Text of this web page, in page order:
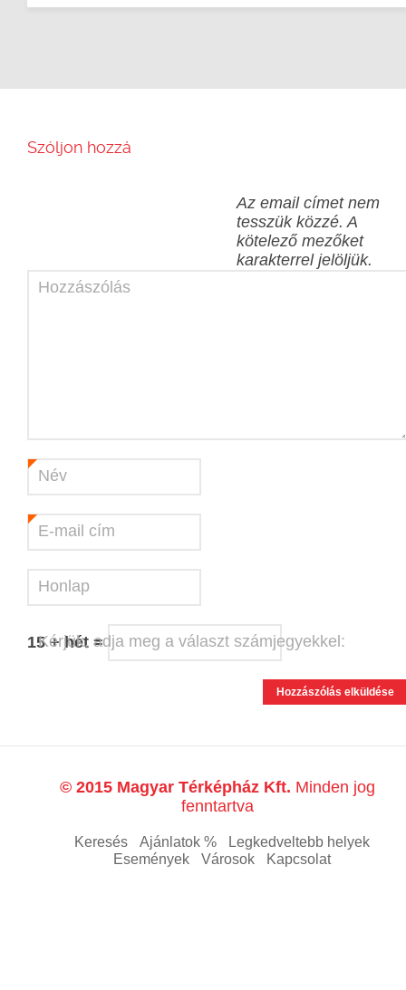
Szóljon hozzá
Az email címet nem
tesszük közzé. A
kötelező mezőket
karakterrel jelöljük.
Hozzászólás
Név
E-mail cím
Honlap
Kérjük, adja meg a választ számjegyekkel:
15 + hét =
© 2015 Magyar Térképház Kft. Minden jog
fenntartva
Keresés Ajánlatok %
Legkedveltebb helyek
Események
Városok Kapcsolat